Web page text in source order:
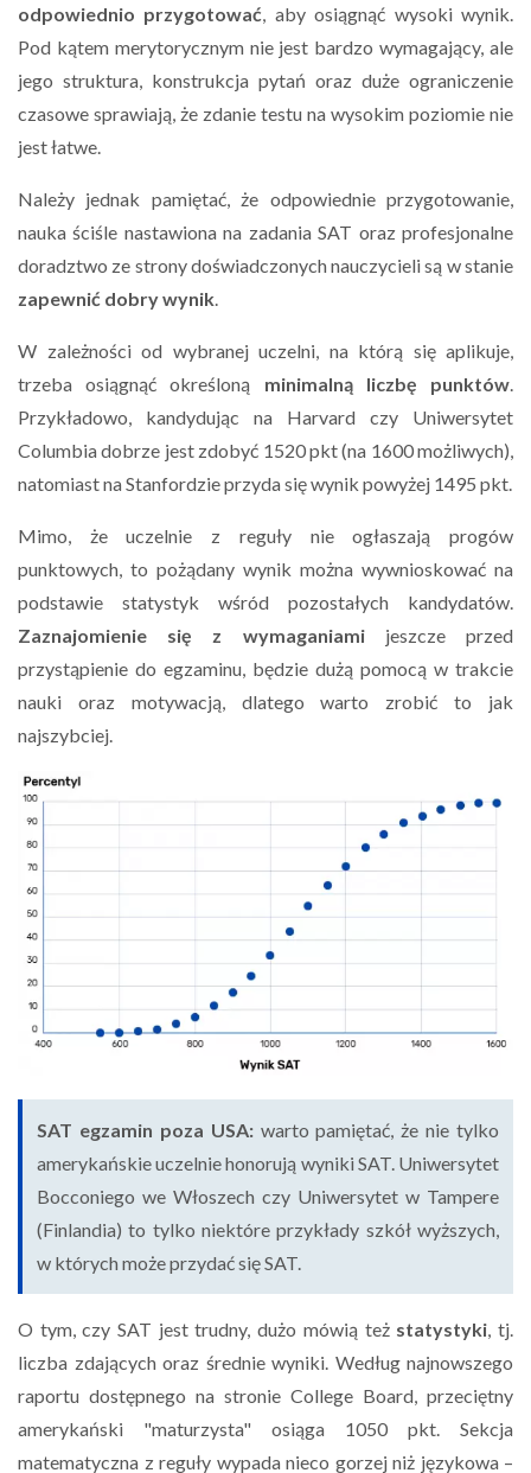
odpowiednio przygotować , aby osiągnąć wysoki wynik.
Pod kątem merytorycznym nie jest bardzo wymagający, ale
jego struktura, konstrukcja pytań oraz duże ograniczenie
czasowe sprawiają, że zdanie testu na wysokim poziomie nie
jest łatwe.
Należy jednak pamiętać, że odpowiednie przygotowanie,
nauka ściśle nastawiona na zadania SAT oraz profesjonalne
doradztwo ze strony doświadczonych nauczycieli są w stanie
zapewnić dobry wynik
W zależności od wybranej uczelni, na którą się aplikuje,
trzeba osiągnąć określoną minimalną liczbę punktów
Przykładowo, kandydując na Harvard czy Uniwersytet
Columbia dobrze jest zdobyć 1520 pkt (na 1600 możliwych),
natomiast na Stanfordzie przyda się wynik powyżej 1495 pkt.
Mimo, że uczelnie z reguły nie ogłaszają progów
punktowych, to pożądany wynik można wywnioskować na
podstawie statystyk wśród pozostałych kandydatów.
Zaznajomienie się z wymaganiamijeszcze przed
przystąpienie do egzaminu, będzie dużą pomocą w trakcie
nauki oraz motywacją, dlatego warto zrobić to jak
najszybciej.
SAT egzamin poza USA:warto pamiętać, że nie tylko
amerykańskie uczelnie honorują wyniki SAT. Uniwersytet
Bocconiego we Włoszech czy Uniwersytet w Tampere
(Finlandia) to tylko niektóre przykłady szkół wyższych,
w których może przydać się SAT.
O tym, czy SAT jest trudny, dużo mówią też statystyki, tj.
liczba zdających oraz średnie wyniki. Według najnowszego
raportu dostępnego na stronie College Board, przeciętny
amerykański "maturzysta" osiąga 1050 pkt. Sekcja
matematyczna z reguły wypada nieco gorzej niż językowa –